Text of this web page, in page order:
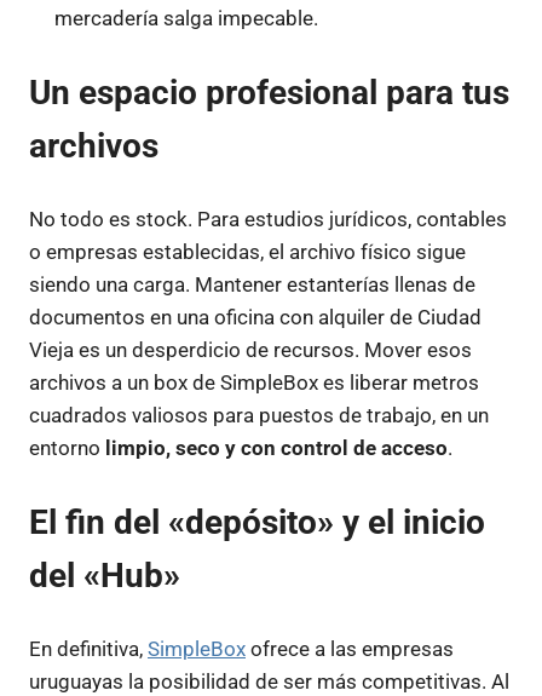
mercadería salga impecable.
Un espacio profesional para tus
archivos
No todo es stock. Para estudios jurídicos, contables
o empresas establecidas, el archivo físico sigue
siendo una carga. Mantener estanterías llenas de
documentos en una oficina con alquiler de Ciudad
Vieja es un desperdicio de recursos. Mover esos
archivos a un box de SimpleBox es liberar metros
cuadrados valiosos para puestos de trabajo, en un
entorno limpio, seco y con control de acceso.
El fin del «depósito» y el inicio
del «Hub»
En definitiva, SimpleBox ofrece a las empresas
uruguayas la posibilidad de ser más competitivas. Al